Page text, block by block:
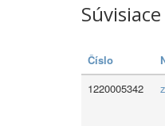
Číslo
1220005342